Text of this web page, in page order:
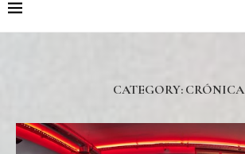
CATEGORY: CRÓNICA